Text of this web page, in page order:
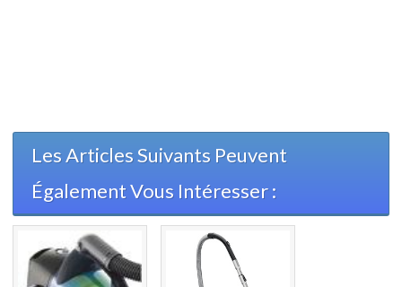
Les Articles Suivants Peuvent
Également Vous Intéresser :